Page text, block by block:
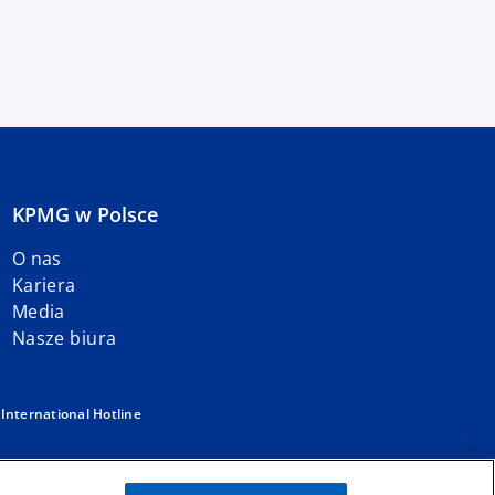
KPMG w Polsce
O nas
Kariera
Media
Nasze biura
International Hotline